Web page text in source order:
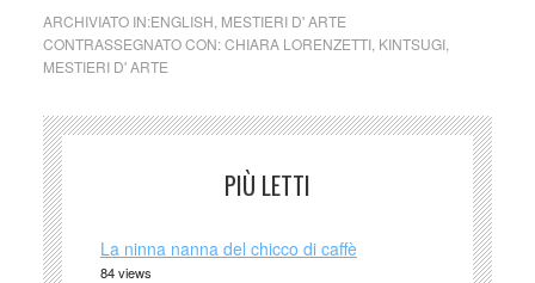
ARCHIVIATO IN:ENGLISH MESTIERI D' ARTE
CONTRASSEGNATO CON:CHIARA LORENZETTI, KINTSUGI,
MESTIERI D' ARTE
PIÙ LETTI
La ninna nanna del chicco di caffè
84 views